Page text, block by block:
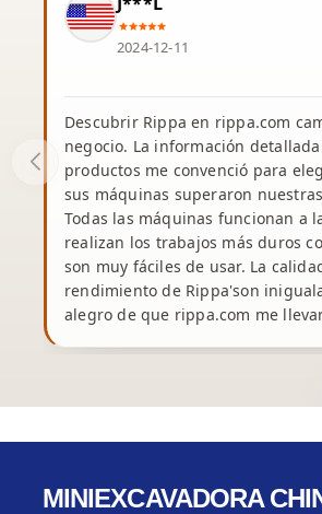
2024-12-11
Descubrir Rippa en rippa.com
negocio. La información
productos me convenció para
sus máquinas superaron
Todas las máquinas funcionan a
realizan los trabajos más duros
son muy fáciles de usar. La
rendimiento de Rippa'son
alegro de que rippa.com me
MINIEXCAVADORA